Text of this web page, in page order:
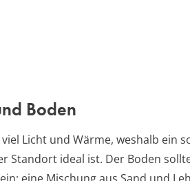
Boden
Licht und Wärme, weshalb ein
Standort ideal ist. Der Boden